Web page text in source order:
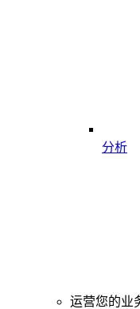
分析
运营您的业